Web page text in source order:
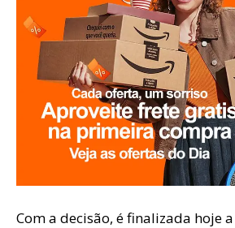
Com a decisão, é finalizada hoje